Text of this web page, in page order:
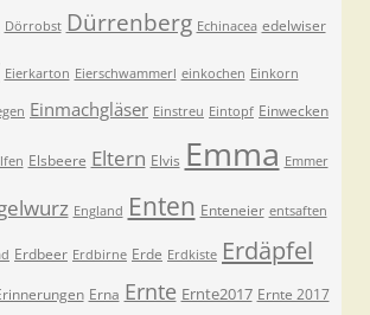
Dörrobst Dürrenberg Echinacea edelwiser
Eierkarton Eierschwammerl einkochen Einkorn
Einmachgläser Einstreu Eintopf Einwecken
Elsbeere Eltern Elvis Emma Emmer
England Enten Enteneier entsaften
Erdbeer Erdbirne Erde Erdkiste Erdäpfel
Erna Ernte Ernte2017 Ernte 2017